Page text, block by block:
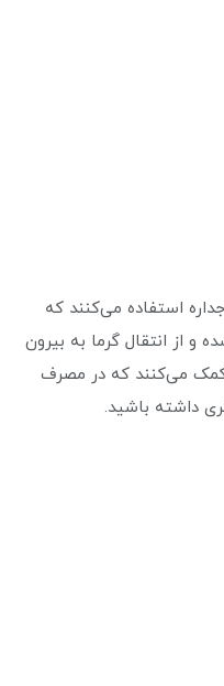
استفاده می‌کنند که
از انتقال گرما به بیرون
کمک می‌کنند که در مصرف
داشته باشید.